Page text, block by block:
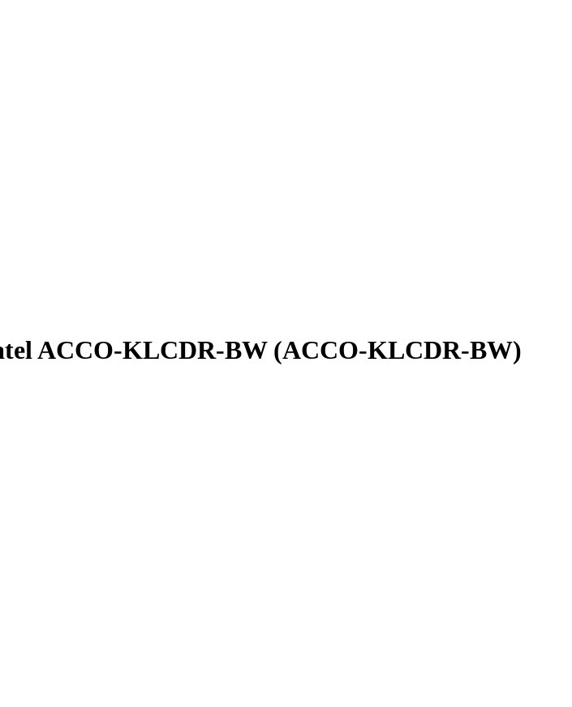
ACCO-KLCDR-BW (ACCO-KLCDR-BW)